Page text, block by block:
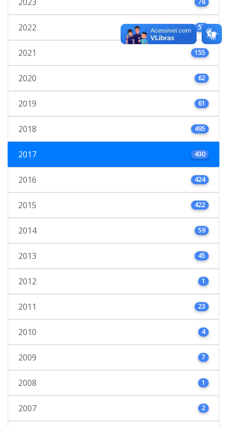
2022 53
2021 155
2020 62
2019 61
2018 495
2017 430
2016 424
2015 422
2014 59
2013 45
2012 1
2011 23
2010 4
2009 7
2008 1
2007 2